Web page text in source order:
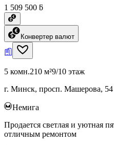
1 509 500 ƃ
Конвертер валют
5 комн.210 м²9/10 этаж
г. Минск, просп. Машерова, 54
Немига
Продается светлая и уютная
отличным ремонтом